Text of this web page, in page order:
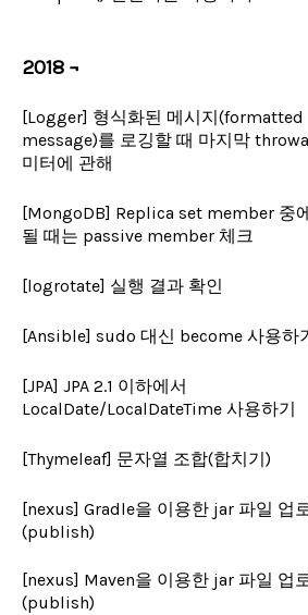
2018 ¬
[Logger] 형식화된 메시지(formatted
message)를 로깅할 때 마지막
미터에 관해
[MongoDB] Replica set member 중
될 때는 passive member 체크
[logrotate] 실행 결과 확인
[Ansible] sudo 대신 become 사용하기
[JPA] JPA 2.1 이하에서
LocalDate/LocalDateTime 사용하기
[Thymeleaf] 문자열 조합(합치기)
[nexus] Gradle을 이용한 jar 파일 업
(publish)
[nexus] Maven을 이용한 jar 파일 업
(publish)